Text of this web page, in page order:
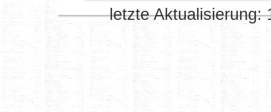
letzte Aktualisierung: